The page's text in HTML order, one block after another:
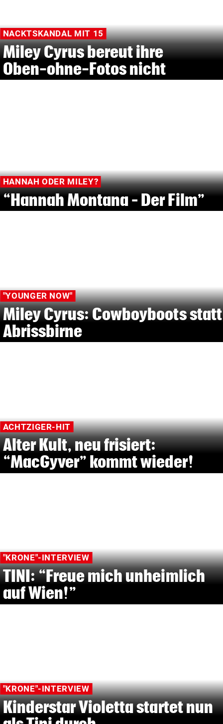
NACKTSKANDAL MIT 15
Miley Cyrus bereut ihre
Oben-ohne-Fotos nicht
HANNAH ODER MILEY?
“Hannah Montana – Der Film”
"YOUNGER NOW"
Miley Cyrus: Cowboyboots statt
Abrissbirne
ACHTZIGER-HIT
Alter Kult, neu frisiert:
“MacGyver” kommt wieder!
"KRONE"-INTERVIEW
TINI: “Freue mich unheimlich
auf Wien!”
"KRONE"-INTERVIEW
Kinderstar Violetta startet nun